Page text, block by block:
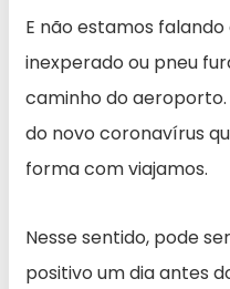
E não estamos
inexperado ou pneu
caminho do
do novo coronavírus
forma com viajamos.
Nesse sentido, pode
positivo um dia antes